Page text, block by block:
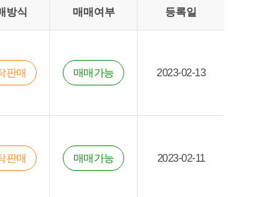
방식 매매여부 등록일
판매 매매가능 2023-02-13
판매 매매가능 2023-02-11